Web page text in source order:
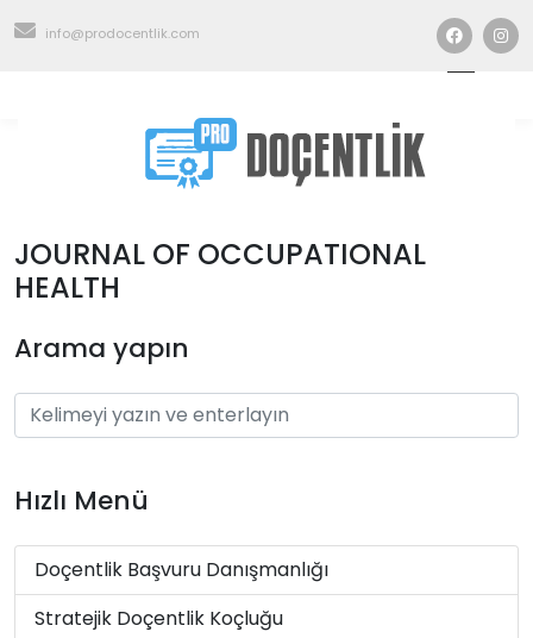
info@prodocentlik.com
JOURNAL OF OCCUPATIONAL
HEALTH
Arama yapın
Hızlı Menü
Doçentlik Başvuru Danışmanlığı
Stratejik Doçentlik Koçluğu